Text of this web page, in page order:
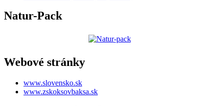
Natur-Pack
Webové stránky
www.slovensko.sk
www.zskoksovbaksa.sk